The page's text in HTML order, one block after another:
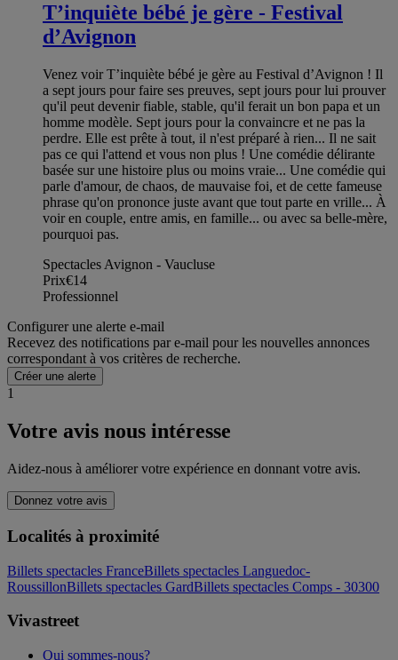
T’inquiète bébé je gère - Festival
d’Avignon
Venez voir T’inquiète bébé je gère au Festival d’Avignon ! Il
a sept jours pour faire ses preuves, sept jours pour lui prouver
qu'il peut devenir fiable, stable, qu'il ferait un bon papa et un
homme modèle. Sept jours pour la convaincre et ne pas la
perdre. Elle est prête à tout, il n'est préparé à rien... Il ne sait
pas ce qui l'attend et vous non plus ! Une comédie délirante
basée sur une histoire plus ou moins vraie... Une comédie qui
parle d'amour, de chaos, de mauvaise foi, et de cette fameuse
phrase qu'on prononce juste avant que tout parte en vrille... À
voir en couple, entre amis, en famille... ou avec sa belle-mère,
pourquoi pas.
Spectacles Avignon - Vaucluse
Prix€14
Professionnel
Configurer une alerte e-mail
Recevez des notifications par e-mail pour les nouvelles annonces
correspondant à vos critères de recherche.
Créer une alerte
1
Votre avis nous intéresse
Aidez-nous à améliorer votre expérience en donnant votre avis.
Donnez votre avis
Localités à proximité
Billets spectacles FranceBillets spectacles Languedoc-
RoussillonBillets spectacles GardBillets spectacles Comps - 30300
Vivastreet
Qui sommes-nous?